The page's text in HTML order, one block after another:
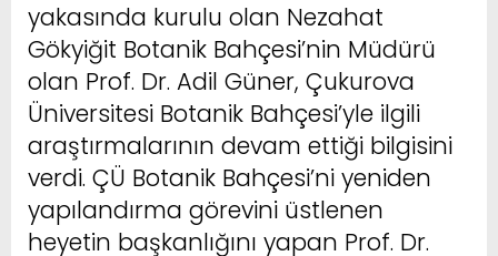
yakasında kurulu olan Nezahat
Gökyiğit Botanik Bahçesi’nin Müdürü
olan Prof. Dr. Adil Güner, Çukurova
Üniversitesi Botanik Bahçesi’yle ilgili
araştırmalarının devam ettiği bilgisini
verdi. ÇÜ Botanik Bahçesi’ni yeniden
yapılandırma görevini üstlenen
heyetin başkanlığını yapan Prof. Dr.